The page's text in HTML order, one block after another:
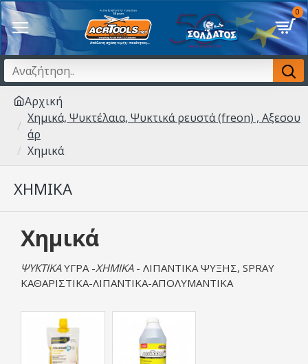
0
Αρχική
Χημικά, Ψυκτέλαια, Ψυκτικά ρευστά (freon) , Αξεσου
άρ
Χημικά
ΧΗΜΙΚΆ
Χημικά
ΨΥΚΤΙΚΑΥΓΡΑ -ΧΗΜΙΚΑ- ΛΙΠΑΝΤΙΚΑ ΨΥΞΗΣ, SPRAY
ΚΑΘΑΡΙΣΤΙΚΑ-ΛΙΠΑΝΤΙΚΑ-ΑΠΟΛΥΜΑΝΤΙΚΑ